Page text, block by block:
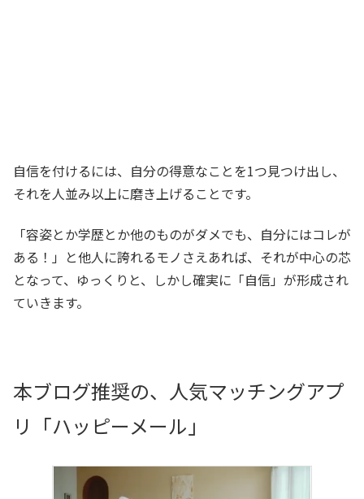
自信を付けるには、自分の得意なことを1つ見つけ出し、
それを人並み以上に磨き上げることです。
「容姿とか学歴とか他のものがダメでも、自分にはコレが
ある！」と他人に誇れるモノさえあれば、それが中心の芯
となって、ゆっくりと、しかし確実に「自信」が形成され
ていきます。
本ブログ推奨の、人気マッチングアプ
リ「ハッピーメール」